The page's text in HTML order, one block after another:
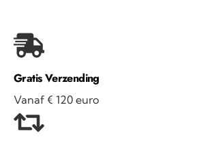
Gratis Verzending
Vanaf € 120 euro